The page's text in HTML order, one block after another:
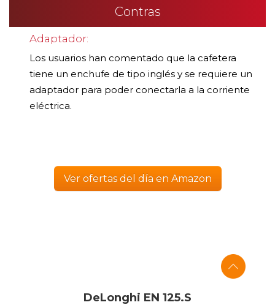
Contras
Adaptador:
Los usuarios han comentado que la cafetera
tiene un enchufe de tipo inglés y se requiere un
adaptador para poder conectarla a la corriente
eléctrica.
Ver ofertas del día en Amazon
DeLonghi EN 125.S